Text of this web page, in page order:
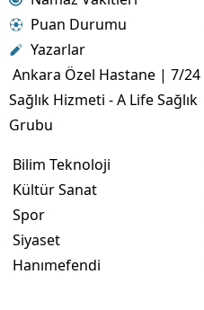
Puan Durumu
Yazarlar
Ankara Özel Hastane | 7/24
Sağlık Hizmeti - A Life Sağlık
Grubu
Bilim Teknoloji
Kültür Sanat
Spor
Siyaset
Hanımefendi